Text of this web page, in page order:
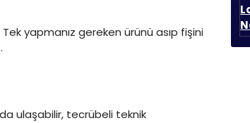
yapmanız gereken ürünü asıp fişini
ulaşabilir, tecrübeli teknik